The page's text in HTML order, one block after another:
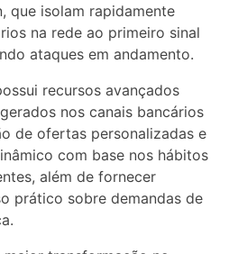
que isolam rapidamente
na rede ao primeiro sinal
ataques em andamento.
recursos avançados
nos canais bancários
de ofertas personalizadas e
com base nos hábitos
além de fornecer
prático sobre demandas de